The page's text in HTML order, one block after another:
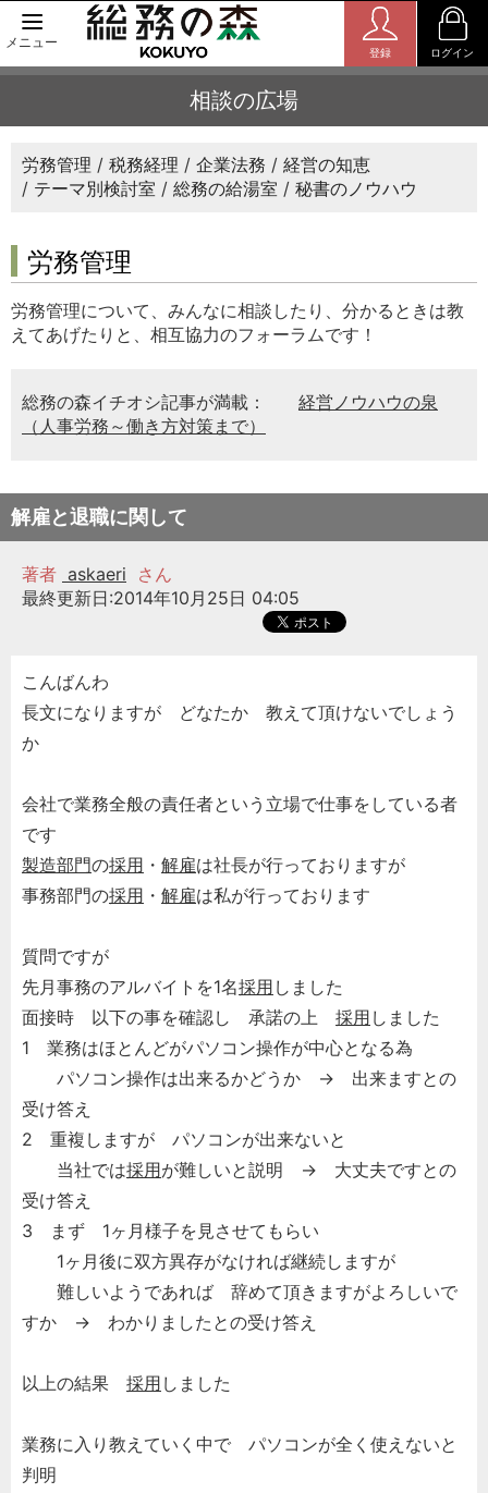
メニュー
登録 ログイン
相談の広場
労務管理 税務経理 企業法務
経営の知恵
テーマ別検討室
総務の給湯室 秘書のノウハウ
労務管理
労務管理について、みんなに相談したり、分かるときは教
えてあげたりと、相互協力のフォーラムです！
総務の森イチオシ記事が満載：
経営ノウハウの泉
（人事労務～働き方対策まで）
解雇と退職に関して
著者 askaeri
さん
最終更新日:2014年10月25日 04:05
こんばんわ
長文になりますが どなたか 教えて頂けないでしょう
か
会社で業務全般の責任者という立場で仕事をしている者
です
製造部門の採用 ・ 解雇は社長が行っておりますが
事務部門の採用 ・ 解雇は私が行っております
質問ですが
先月事務のアルバイトを1名採用 しました
面接時 以下の事を確認し 承諾の上 採用 しました
1 業務はほとんどがパソコン操作が中心となる為
パソコン操作は出来るかどうか → 出来ますとの
受け答え
2 重複しますが パソコンが出来ないと
当社では採用が難しいと説明 → 大丈夫ですとの
受け答え
3 まず 1ヶ月様子を見させてもらい
1ヶ月後に双方異存がなければ継続しますが
難しいようであれば 辞めて頂きますがよろしいで
すか → わかりましたとの受け答え
以上の結果 採用 しました
業務に入り教えていく中で パソコンが全く使えないと
判明